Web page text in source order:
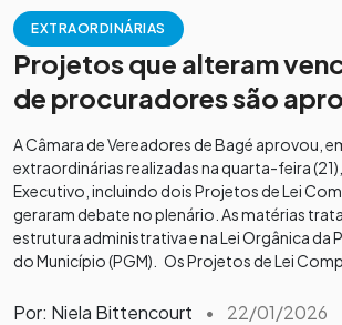
EXTRAORDINÁRIAS
Projetos que alteram
de procuradores são
A Câmara de Vereadores de Bagé aprovou,
extraordinárias realizadas na quarta-feira
Executivo, incluindo dois Projetos de Lei
geraram debate no plenário. As matérias
estrutura administrativa e na Lei Orgânica da
do Município (PGM). Os Projetos de Lei
Por: Niela Bittencourt • 22/01/2026